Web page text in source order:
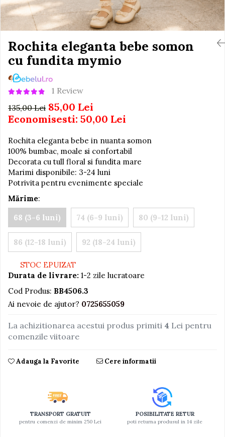
Jucarii de baie
Seturi de frumusete
Caluti balansoar
Interactive, educative si
Figurine
Blocuri de constructie
Creative
De plus
Electrocasnice si bucatarii
Fotolii gonflabile
Jocuri de indemanare
Jocuri sportive
Jucarii educative din lemn
Muzica si instrumente
Pistoale
Plastilina
Saltelute si centre de activitati
Seturi de doctor
Trenuri cu sine
Vehicule de constructii
Ingrijire cosmetica mamici
Perioada Alaptarii
Perioada Sarcinii
Pompe de san
Sisteme De Purtare
Rochita eleganta bebe somon
cu fundita mymio
1 Review
135,00 Lei 85,00 Lei
Economisesti: 50,00 Lei
Rochita eleganta bebe in nuanta somon
100% bumbac, moale si confortabil
Decorata cu tull floral si fundita mare
Marimi disponibile: 3-24 luni
Potrivita pentru evenimente speciale
Mărime:
68 (3-6 luni)
74 (6-9 luni) 80 (9-12 luni)
86 (12-18 luni) 92 (18-24 luni)
STOC EPUIZAT
Durata de livrare: 1-2 zile lucratoare
Cod Produs: BB4506.3
Ai nevoie de ajutor? 0725655059
La achizitionarea acestui produs primiti 4 Lei pentru
comenzile viitoare
Adauga la Favorite Cere informatii
TRANSPORT GRATUIT
pentru comenzi de minim 250 Lei
POSIBILITATE RETUR
poti returna produsul in 14 zile